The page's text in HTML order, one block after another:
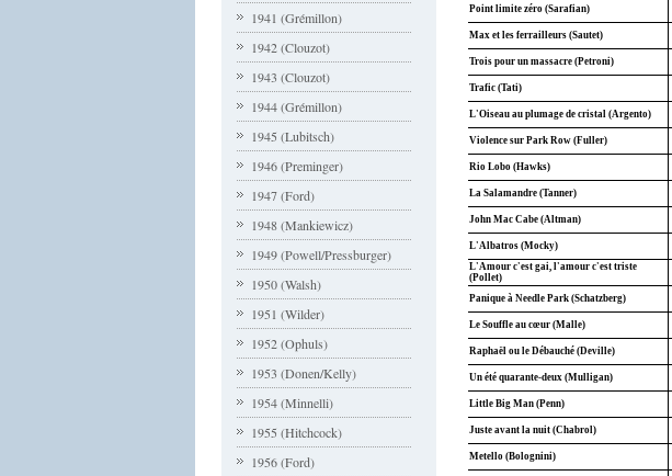
1941 (Grémillon)
1942 (Clouzot)
1943 (Clouzot)
1944 (Grémillon)
1945 (Lubitsch)
1946 (Preminger)
1947 (Ford)
1948 (Mankiewicz)
1949 (Powell/Pressburger)
1950 (Walsh)
1951 (Wilder)
1952 (Ophuls)
1953 (Donen/Kelly)
1954 (Minnelli)
1955 (Hitchcock)
1956 (Ford)
Point limite zéro (Sarafian)
Max et les ferrailleurs (Sautet)
Trois pour un massacre (Petroni)
Trafic (Tati)
L'Oiseau au plumage de cristal (Argento)
Violence sur Park Row (Fuller)
Rio Lobo (Hawks)
La Salamandre (Tanner)
John Mac Cabe (Altman)
L'Albatros (Mocky)
L'Amour c'est gai, l'amour c'est triste
(Pollet)
Panique à Needle Park (Schatzberg)
Le Souffle au cœur (Malle)
Raphaël ou le Débauché (Deville)
Un été quarante-deux (Mulligan)
Little Big Man (Penn)
Juste avant la nuit (Chabrol)
Metello (Bolognini)